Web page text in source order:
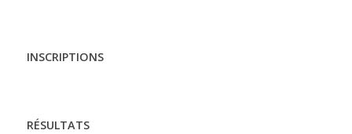
INSCRIPTIONS
RÉSULTATS